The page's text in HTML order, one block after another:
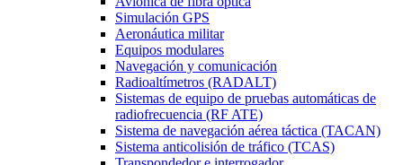
Simulación GPS
Aeronáutica militar
Equipos modulares
Navegación y comunicación
Radioaltímetros (RADALT)
Sistemas de equipo de pruebas automáticas de
radiofrecuencia (RF ATE)
Sistema de navegación aérea táctica (TACAN)
Sistema anticolisión de tráfico (TCAS)